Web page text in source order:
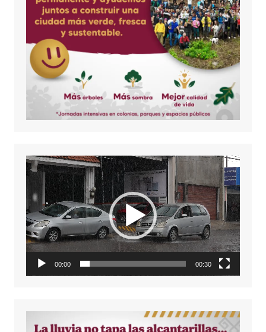
Reproductor
de
vídeo
00:00 00:30